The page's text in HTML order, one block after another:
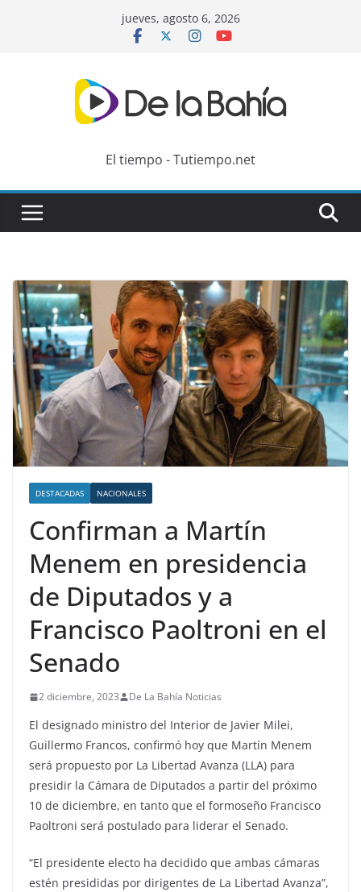
jueves, agosto 6, 2026
El tiempo - Tutiempo.net
DESTACADAS NACIONALES
Confirman a Martín
Menem en presidencia
de Diputados y a
Francisco Paoltroni en el
Senado
2 diciembre, 2023 De La Bahía Noticias
El designado ministro del Interior de Javier Milei,
Guillermo Francos, confirmó hoy que Martín Menem
será propuesto por La Libertad Avanza (LLA) para
presidir la Cámara de Diputados a partir del próximo
10 de diciembre, en tanto que el formoseño Francisco
Paoltroni será postulado para liderar el Senado.
“El presidente electo ha decidido que ambas cámaras
estén presididas por dirigentes de La Libertad Avanza”,